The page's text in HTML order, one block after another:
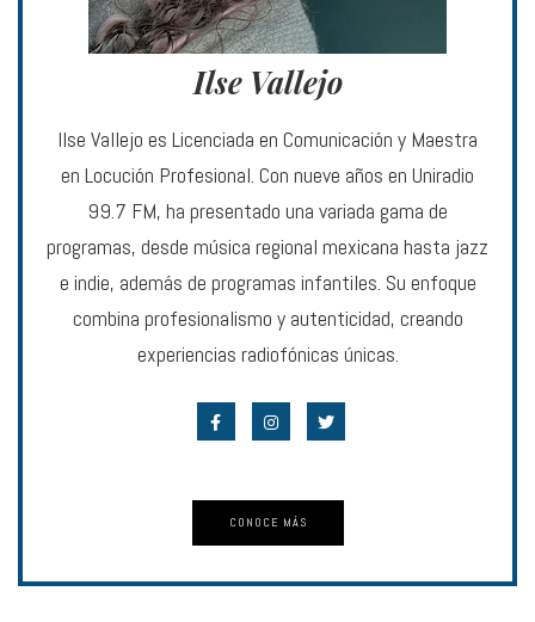
Ilse Vallejo
Ilse Vallejo es Licenciada en Comunicación y Maestra
en Locución Profesional. Con nueve años en Uniradio
99.7 FM, ha presentado una variada gama de
programas, desde música regional mexicana hasta jazz
e indie, además de programas infantiles. Su enfoque
combina profesionalismo y autenticidad, creando
experiencias radiofónicas únicas.
CONOCE MÁS